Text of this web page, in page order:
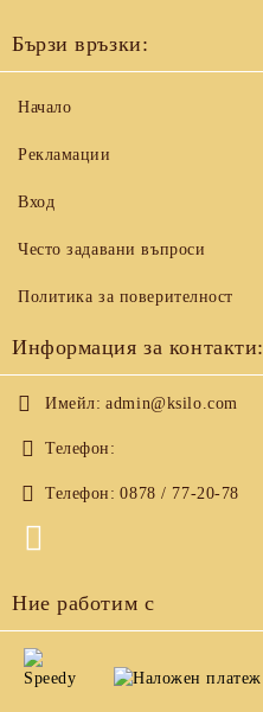
Бързи връзки:
Начало
Рекламации
Вход
Често задавани въпроси
Политика за поверителност
Информация за контакти:
Имейл: admin@ksilo.com
Телефон:
Телефон: 0878 / 77-20-78
Ние работим с